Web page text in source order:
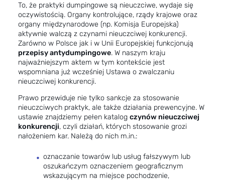
To, że praktyki dumpingowe są nieuczciwe, wydaje się
oczywistością. Organy kontrolujące, rządy krajowe oraz
organy międzynarodowe (np. Komisja Europejska)
aktywnie walczą z czynami nieuczciwej konkurencji.
Zarówno w Polsce jak i w Unii Europejskiej funkcjonują
przepisy antydumpingowe. W naszym kraju
najważniejszym aktem w tym kontekście jest
wspomniana już wcześniej Ustawa o zwalczaniu
nieuczciwej konkurencji.
Prawo przewiduje nie tylko sankcje za stosowanie
nieuczciwych praktyk, ale także działania prewencyjne. W
ustawie znajdziemy pełen katalog czynów nieuczciwej
konkurencji, czyli działań, których stosowanie grozi
nałożeniem kar. Należą do nich m.in.:
oznaczanie towarów lub usług fałszywym lub
oszukańczym oznaczeniem geograficznym
wskazującym na miejsce pochodzenie,